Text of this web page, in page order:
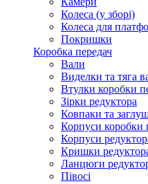
Колеса (у зборі)
Колеса для
Покришки
Коробка передач
Вали
Виделки та тяга
Втулки коробки
Зірки редуктора
Ковпаки та
Корпуси коробки
Корпуси
Кришки
Ланцюги
Півосі